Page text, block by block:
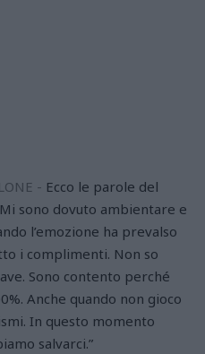
- Ecco le parole del
sono dovuto ambientare e
l’emozione ha prevalso
i complimenti. Non so
Sono contento perché
Anche quando non gioco
In questo momento
salvarci.”